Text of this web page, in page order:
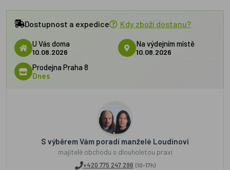
Dostupnost a expedice Kdy zboží dostanu?
U Vás doma
10.08.2026
Na výdejním místě
10.08.2026
Prodejna Praha 8
Dnes
S výběrem Vám poradí manželé Loudínovi
majitelé obchodu s dlouholetou praxí
+420 775 247 296 (10-17h)